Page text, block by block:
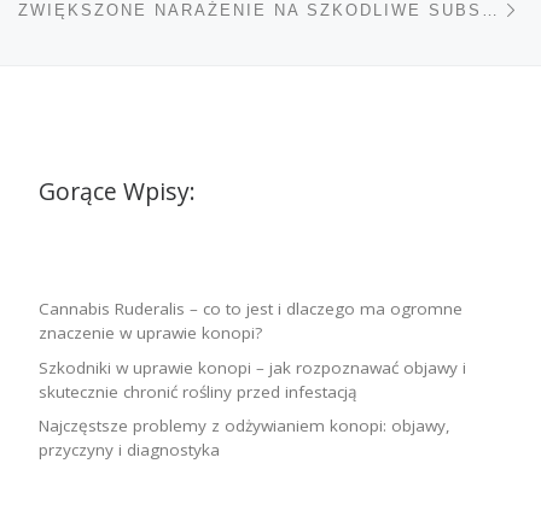
Gorące Wpisy:
Cannabis Ruderalis – co to jest i dlaczego ma ogromne
znaczenie w uprawie konopi?
Szkodniki w uprawie konopi – jak rozpoznawać objawy i
skutecznie chronić rośliny przed infestacją
Najczęstsze problemy z odżywianiem konopi: objawy,
przyczyny i diagnostyka